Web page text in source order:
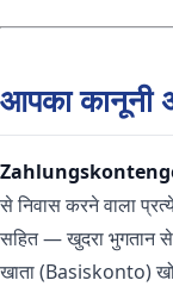
आपका कानूनी
से निवास करने वाला
सहित — खुदरा भुगतान
खाता (Basiskonto)